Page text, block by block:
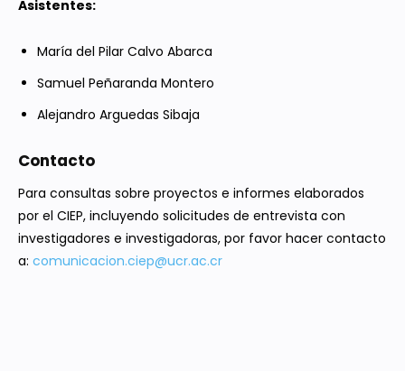
Asistentes:
María del Pilar Calvo Abarca
Samuel Peñaranda Montero
Alejandro Arguedas Sibaja
Contacto
Para consultas sobre proyectos e informes elaborados
por el CIEP, incluyendo solicitudes de entrevista con
investigadores e investigadoras, por favor hacer contacto
a: comunicacion.ciep@ucr.ac.cr